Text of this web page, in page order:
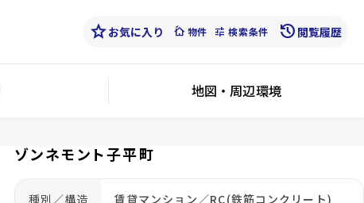
starお気に入り cottage物件 tune 検索条件 history 閲覧履歴
地図・周辺環境
ゾンネモント子平町
種別／構造 賃貸マンション／RC(鉄筋コンクリート)